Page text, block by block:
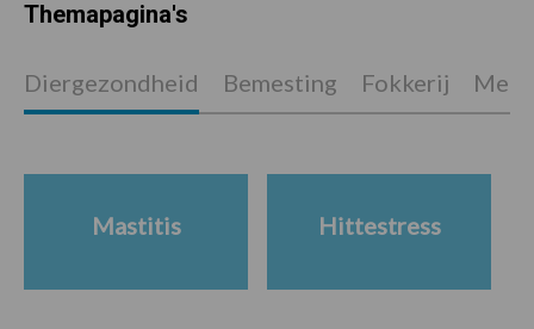
Themapagina's
Diergezondheid Bemesting Fokkerij
Mastitis Hittestress